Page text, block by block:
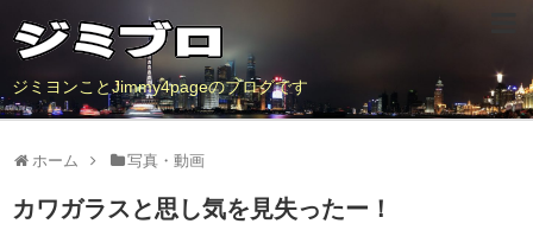
ジミヨンことJimmy4pageのブログです
ホーム 写真・動画
カワガラスと思し気を見失ったー！